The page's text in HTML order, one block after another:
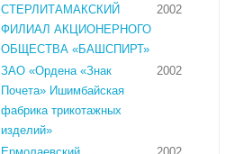
СТЕРЛИТАМАКСКИЙ
ФИЛИАЛ АКЦИОНЕРНОГО
ОБЩЕСТВА «БАШСПИРТ»
2002
ЗАО «Ордена «Знак
Почета» Ишимбайская
фабрика трикотажных
изделий»
2002